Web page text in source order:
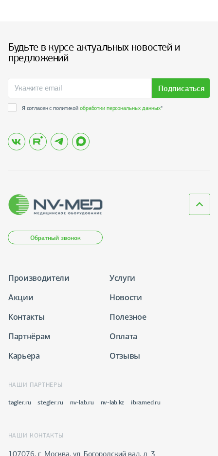
Будьте в курсе актуальных новостей и
предложений
Подписаться
Я согласен с политикойобработки персональных данных*
Обратный звонок
Производители
Услуги
Акции
Новости
Контакты
Полезное
Партнёрам
Оплата
Карьера
Отзывы
НАШИ ПАРТНЕРЫ
tagler.ru stegler.ru nv-lab.ru nv-lab.kz ibramed.ru
НАШИ КОНТАКТЫ